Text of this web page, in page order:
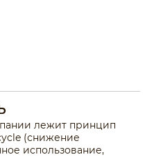
лежит принцип
(снижение
использование,